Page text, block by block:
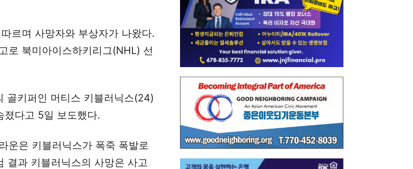
르며 사망자와 부상자가 나왔다.
로 북미아이스하키리그(NHL) 선
골키퍼인 머티스 키블러닉스(24)
졌다고 5일 보도했다.
운은 키블러닉스가 폭죽 폭발로
결과 키블러닉스의 사망은 사고